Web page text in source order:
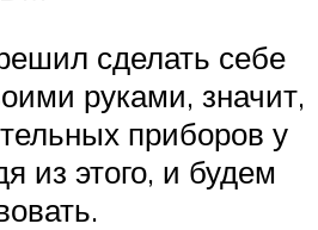
сделать себе
руками, значит,
приборов у
из этого, и будем